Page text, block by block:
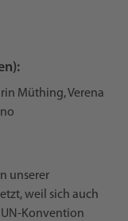
Müthing, Verena
unserer
weil sich auch
UN-Konvention